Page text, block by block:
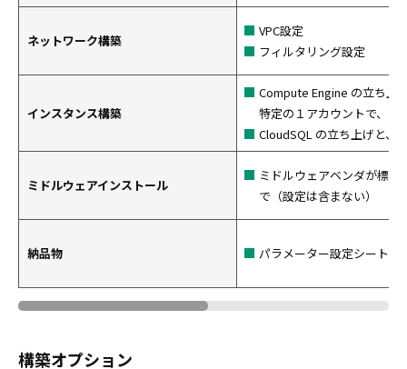
ネットワーク構築
VPC設定
フィルタリング設定
インスタンス構築
Compute Engine の立ち上
特定の１アカウントで、リ
CloudSQL の立ち上げと、
ミドルウェアインストール
ミドルウェアベンダが標
で（設定は含まない）
納品物 パラメーター設定シート
構築オプション